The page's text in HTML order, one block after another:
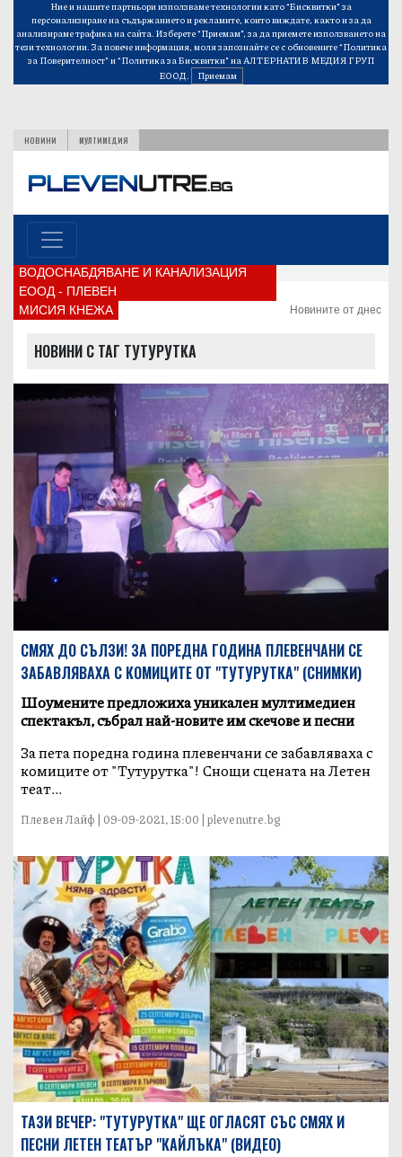
Ние и нашите партньори използваме технологии като “Бисквитки” за
персонализиране на съдържанието и рекламите, които виждате, както и за да
анализираме трафика на сайта. Изберете “Приемам”, за да приемете използването на
тези технологии. За повече информация, моля запознайте се с обновените“Политика
за Поверителност”и“Политика за Бисквитки”на АЛТЕРНАТИВ МЕДИЯ ГРУП
ЕООД.
Приемам
НОВИНИ МУЛТИМЕДИЯ
ВОДОСНАБДЯВАНЕ И КАНАЛИЗАЦИЯ
ЕООД - ПЛЕВЕН
МИСИЯ КНЕЖА
Новините от днес
НОВИНИ С ТАГ ТУТУРУТКА
СМЯХ ДО СЪЛЗИ! ЗА ПОРЕДНА ГОДИНА ПЛЕВЕНЧАНИ СЕ
ЗАБАВЛЯВАХА С КОМИЦИТЕ ОТ "ТУТУРУТКА" (СНИМКИ)
Шоумените предложиха уникален мултимедиен
спектакъл, събрал най-новите им скечове и песни
За пета поредна година плевенчани се забавляваха с
комиците от "Тутурутка"! Снощи сцената на Летен
теат...
Плевен Лайф | 09-09-2021, 15:00 | plevenutre.bg
ТАЗИ ВЕЧЕР: "ТУТУРУТКА" ЩЕ ОГЛАСЯТ СЪС СМЯХ И
ПЕСНИ ЛЕТЕН ТЕАТЪР "КАЙЛЪКА" (ВИДЕО)